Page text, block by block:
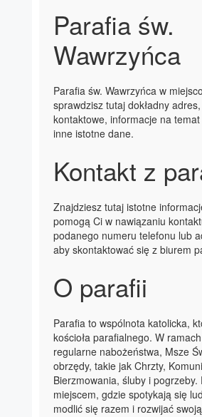
Parafia św.
Wawrzyńca
Parafia św. Wawrzyńca w
sprawdzisz tutaj dokładny
kontaktowe, informacje na
inne istotne dane.
Kontakt z
Znajdziesz tutaj istotne
pomogą Ci w nawiązaniu
podanego numeru telefonu lub
aby skontaktować się z biurem
O parafii
Parafia to wspólnota katolicka,
kościoła parafialnego. W
regularne nabożeństwa, Msze
obrzędy, takie jak Chrzty,
Bierzmowania, śluby i
miejscem, gdzie spotykają się
modlić się razem i rozwijać